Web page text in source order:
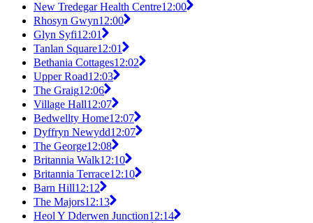
New Tredegar Health Centre12:00
Rhosyn Gwyn12:00
Glyn Syfi12:01
Tanlan Square12:01
Bethania Cottages12:02
Upper Road12:03
The Graig12:06
Village Hall12:07
Bedwellty Home12:07
Dyffryn Newydd12:07
The George12:08
Britannia Walk12:10
Britannia Terrace12:10
Barn Hill12:12
The Majors12:13
Heol Y Dderwen Junction12:14